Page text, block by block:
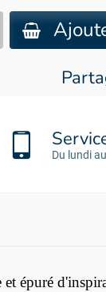
Du lundi
et épuré